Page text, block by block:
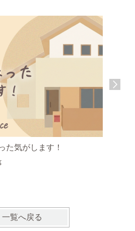
た気がします！
一覧へ戻る